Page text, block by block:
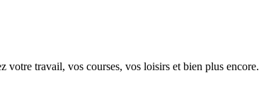
votre travail, vos courses, vos loisirs et bien plus encore.